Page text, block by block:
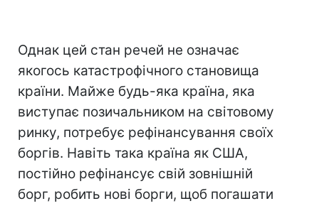
Однак цей стан речей не означає
якогось катастрофічного становища
країни. Майже будь-яка країна, яка
виступає позичальником на світовому
ринку, потребує рефінансування своїх
боргів. Навіть така країна як США,
постійно рефінансує свій зовнішній
борг, робить нові борги, щоб погашати